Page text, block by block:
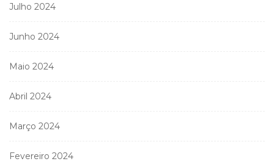
Julho 2024
Junho 2024
Maio 2024
Abril 2024
Março 2024
Fevereiro 2024